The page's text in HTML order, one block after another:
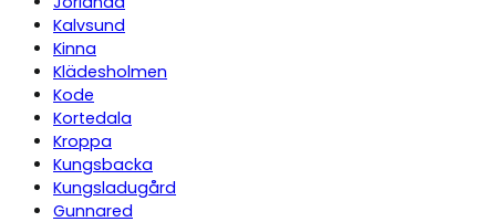
Kalvsund
Kinna
Klädesholmen
Kode
Kortedala
Kroppa
Kungsbacka
Kungsladugård
Gunnared